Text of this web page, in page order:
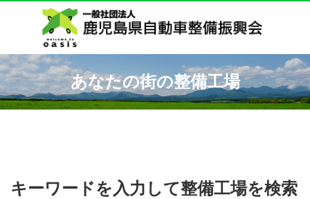
あなたの街の整備工場
キーワードを入力して整備工場を検索